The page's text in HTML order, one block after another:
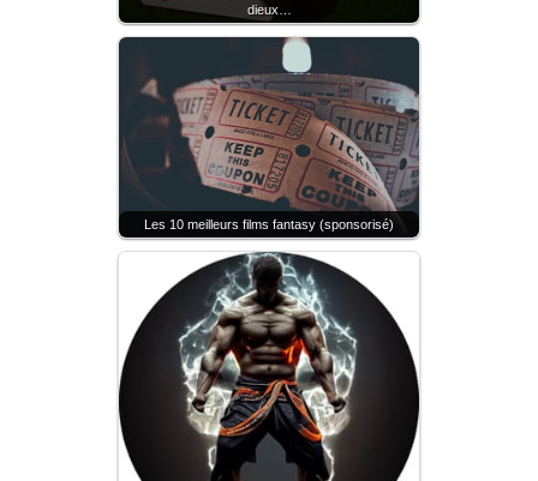
dieux…
Les 10 meilleurs films fantasy (sponsorisé)